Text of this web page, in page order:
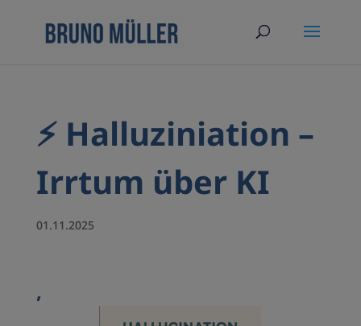
⚡️ Halluziniation –
Irrtum über KI
01.11.2025
,